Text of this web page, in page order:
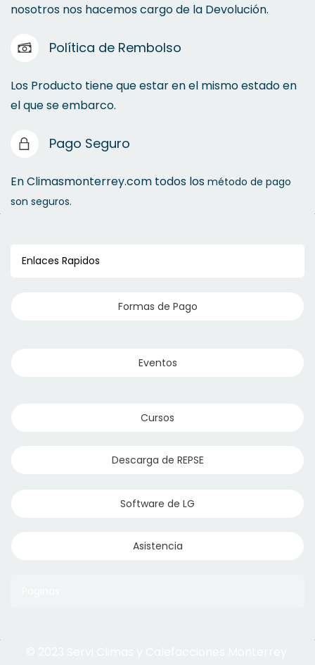
nosotros nos hacemos cargo de la Devolución.
Política de Rembolso
Los Producto tiene que estar en el mismo estado en
el que se embarco.
Pago Seguro
En Climasmonterrey.com todos los método de pago
son seguros.
Enlaces Rapidos
Formas de Pago
Eventos
Cursos
Descarga de REPSE
Software de LG
Asistencia